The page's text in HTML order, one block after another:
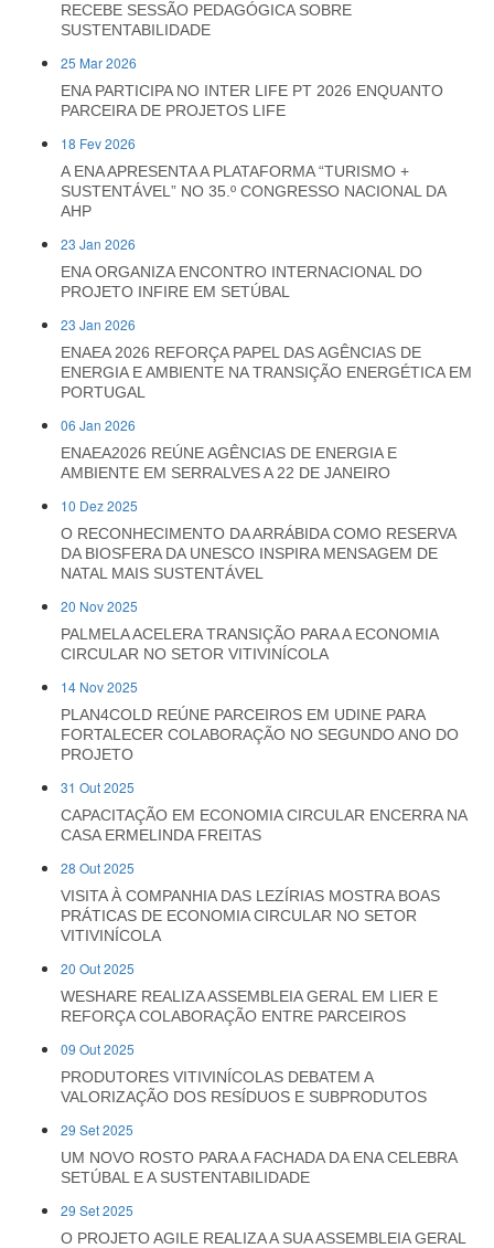
RECEBE SESSÃO PEDAGÓGICA SOBRE
SUSTENTABILIDADE
25 Mar 2026
ENA PARTICIPA NO INTER LIFE PT 2026 ENQUANTO
PARCEIRA DE PROJETOS LIFE
18 Fev 2026
A ENA APRESENTA A PLATAFORMA “TURISMO +
SUSTENTÁVEL” NO 35.º CONGRESSO NACIONAL DA
AHP
23 Jan 2026
ENA ORGANIZA ENCONTRO INTERNACIONAL DO
PROJETO INFIRE EM SETÚBAL
23 Jan 2026
ENAEA 2026 REFORÇA PAPEL DAS AGÊNCIAS DE
ENERGIA E AMBIENTE NA TRANSIÇÃO ENERGÉTICA EM
PORTUGAL
06 Jan 2026
ENAEA2026 REÚNE AGÊNCIAS DE ENERGIA E
AMBIENTE EM SERRALVES A 22 DE JANEIRO
10 Dez 2025
O RECONHECIMENTO DA ARRÁBIDA COMO RESERVA
DA BIOSFERA DA UNESCO INSPIRA MENSAGEM DE
NATAL MAIS SUSTENTÁVEL
20 Nov 2025
PALMELA ACELERA TRANSIÇÃO PARA A ECONOMIA
CIRCULAR NO SETOR VITIVINÍCOLA
14 Nov 2025
PLAN4COLD REÚNE PARCEIROS EM UDINE PARA
FORTALECER COLABORAÇÃO NO SEGUNDO ANO DO
PROJETO
31 Out 2025
CAPACITAÇÃO EM ECONOMIA CIRCULAR ENCERRA NA
CASA ERMELINDA FREITAS
28 Out 2025
VISITA À COMPANHIA DAS LEZÍRIAS MOSTRA BOAS
PRÁTICAS DE ECONOMIA CIRCULAR NO SETOR
VITIVINÍCOLA
20 Out 2025
WESHARE REALIZA ASSEMBLEIA GERAL EM LIER E
REFORÇA COLABORAÇÃO ENTRE PARCEIROS
09 Out 2025
PRODUTORES VITIVINÍCOLAS DEBATEM A
VALORIZAÇÃO DOS RESÍDUOS E SUBPRODUTOS
29 Set 2025
UM NOVO ROSTO PARA A FACHADA DA ENA CELEBRA
SETÚBAL E A SUSTENTABILIDADE
29 Set 2025
O PROJETO AGILE REALIZA A SUA ASSEMBLEIA GERAL